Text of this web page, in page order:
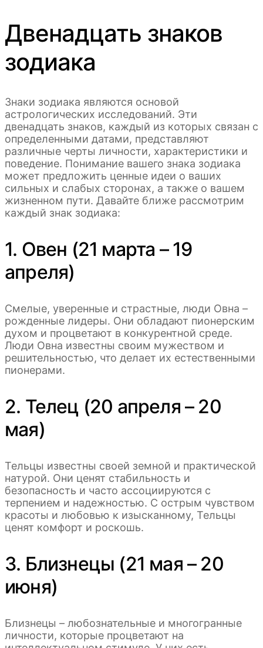
Двенадцать знаков
зодиака
Знаки зодиака являются основой
астрологических исследований. Эти
двенадцать знаков, каждый из которых связан с
определенными датами, представляют
различные черты личности, характеристики и
поведение. Понимание вашего знака зодиака
может предложить ценные идеи о ваших
сильных и слабых сторонах, а также о вашем
жизненном пути. Давайте ближе рассмотрим
каждый знак зодиака:
1. Овен (21 марта – 19
апреля)
Смелые, уверенные и страстные, люди Овна –
рожденные лидеры. Они обладают пионерским
духом и процветают в конкурентной среде.
Люди Овна известны своим мужеством и
решительностью, что делает их естественными
пионерами.
2. Телец (20 апреля – 20
мая)
Тельцы известны своей земной и практической
натурой. Они ценят стабильность и
безопасность и часто ассоциируются с
терпением и надежностью. С острым чувством
красоты и любовью к изысканному, Тельцы
ценят комфорт и роскошь.
3. Близнецы (21 мая – 20
июня)
Близнецы – любознательные и многогранные
личности, которые процветают на